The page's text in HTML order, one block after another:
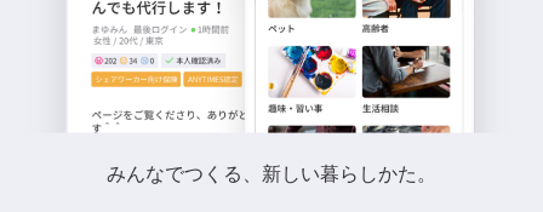
みんなでつくる、新しい暮らしかた。